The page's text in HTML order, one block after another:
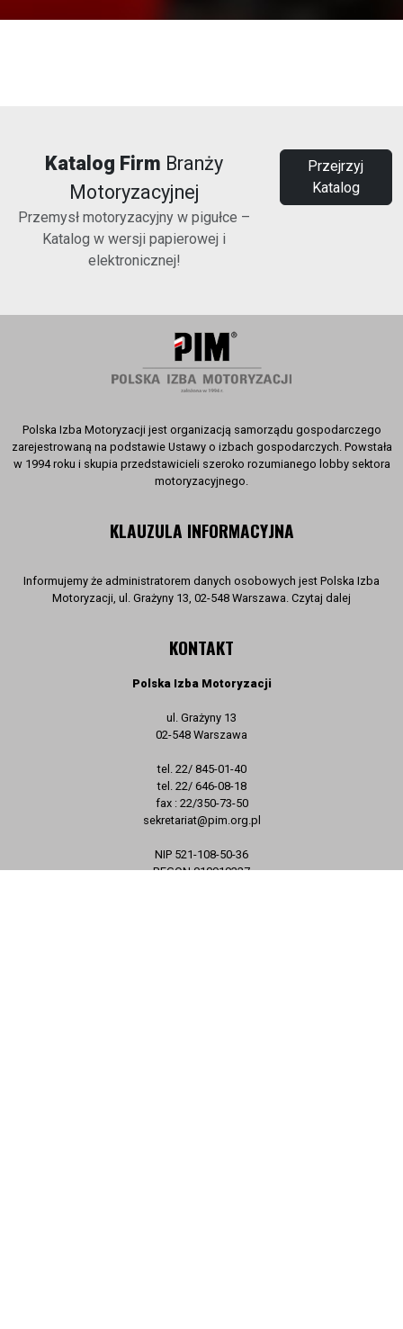
Katalog Firm Branży
Motoryzacyjnej
Przemysł motoryzacyjny w pigułce –
Katalog w wersji papierowej i
elektronicznej!
Przejrzyj
Katalog
Polska Izba Motoryzacji jest organizacją samorządu gospodarczego
zarejestrowaną na podstawie Ustawy o izbach gospodarczych. Powstała
w 1994 roku i skupia przedstawicieli szeroko rozumianego lobby sektora
motoryzacyjnego.
KLAUZULA INFORMACYJNA
Informujemy że administratorem danych osobowych jest Polska Izba
Motoryzacji, ul. Grażyny 13, 02-548 Warszawa. Czytaj dalej
KONTAKT
Polska Izba Motoryzacji
ul. Grażyny 13
02-548 Warszawa
tel. 22/ 845-01-40
tel. 22/ 646-08-18
fax : 22/350-73-50
sekretariat@pim.org.pl
NIP 521-108-50-36
REGON 010919327